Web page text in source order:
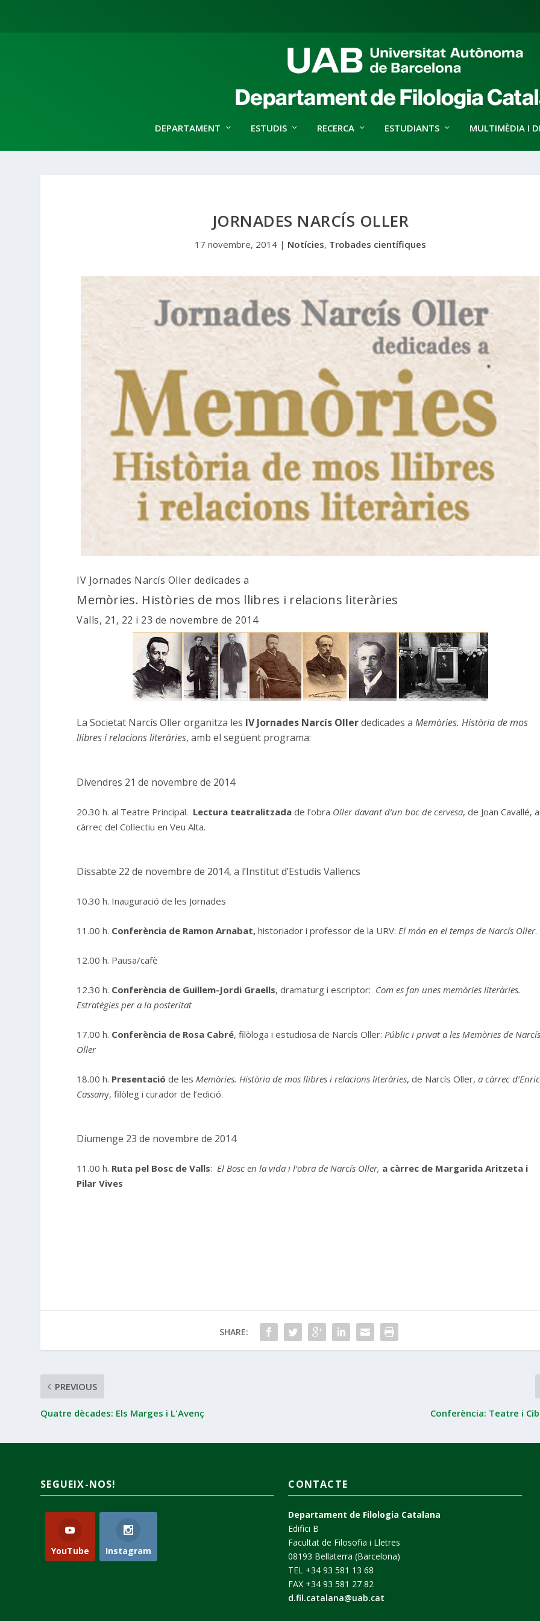
DEPARTAMENT ESTUDIS RECERCA ESTUDIANTS MULTIMÈDIA I
JORNADES NARCÍS OLLER
17 novembre, 2014| Notícies, Trobades científiques
IV Jornades Narcís Oller dedicades a
Memòries. Històries de mos llibres i relacions literàries
Valls, 21, 22 i 23 de novembre de 2014
La Societat Narcís Oller organitza les IV Jornades Narcís Ollerdedicades aMemòries. Història de mos
llibres i relacions literàries, amb el següent programa:
Divendres 21 de novembre de 2014
20.30 h. al Teatre Principal. Lectura teatralitzadade l’obra Oller davant d’un boc de cervesa, de Joan Cavallé, a
càrrec del Col·lectiu en Veu Alta.
Dissabte 22 de novembre de 2014, a l’Institut d’Estudis Vallencs
10.30 h. Inauguració de les Jornades
11.00 h. Conferència de Ramon Arnabat, historiador i professor de la URV: El món en el temps de Narcís Oller.
12.00 h. Pausa/cafè
12.30 h. Conferència de Guillem-Jordi Graells, dramaturg i escriptor: Com es fan unes memòries literàries.
Estratègies per a la posteritat
17.00 h. Conferència de Rosa Cabré, filòloga i estudiosa de Narcís Oller: Públic i privat a les Memòries de
Oller
18.00 h. Presentacióde les Memòries. Història de mos llibres i relacions literàries, de Narcís Oller,a càrrec d’Enric
Cassany, filòleg i curador de l’edició.
Diumenge 23 de novembre de 2014
11.00 h. Ruta pel Bosc de Valls: El Bosc en la vida i l’obra de Narcís Oller, a càrrec de Margarida Aritzeta i
Pilar Vives
SHARE:
PREVIOUS
Quatre dècades: Els Marges i L'Avenç Conferència: Teatre i
SEGUEIX-NOS!
YouTube Instagram
CONTACTE
Departament de Filologia Catalana
Edifici B
Facultat de Filosofia i Lletres
08193 Bellaterra (Barcelona)
TEL +34 93 581 13 68
FAX +34 93 581 27 82
d.fil.catalana@uab.cat